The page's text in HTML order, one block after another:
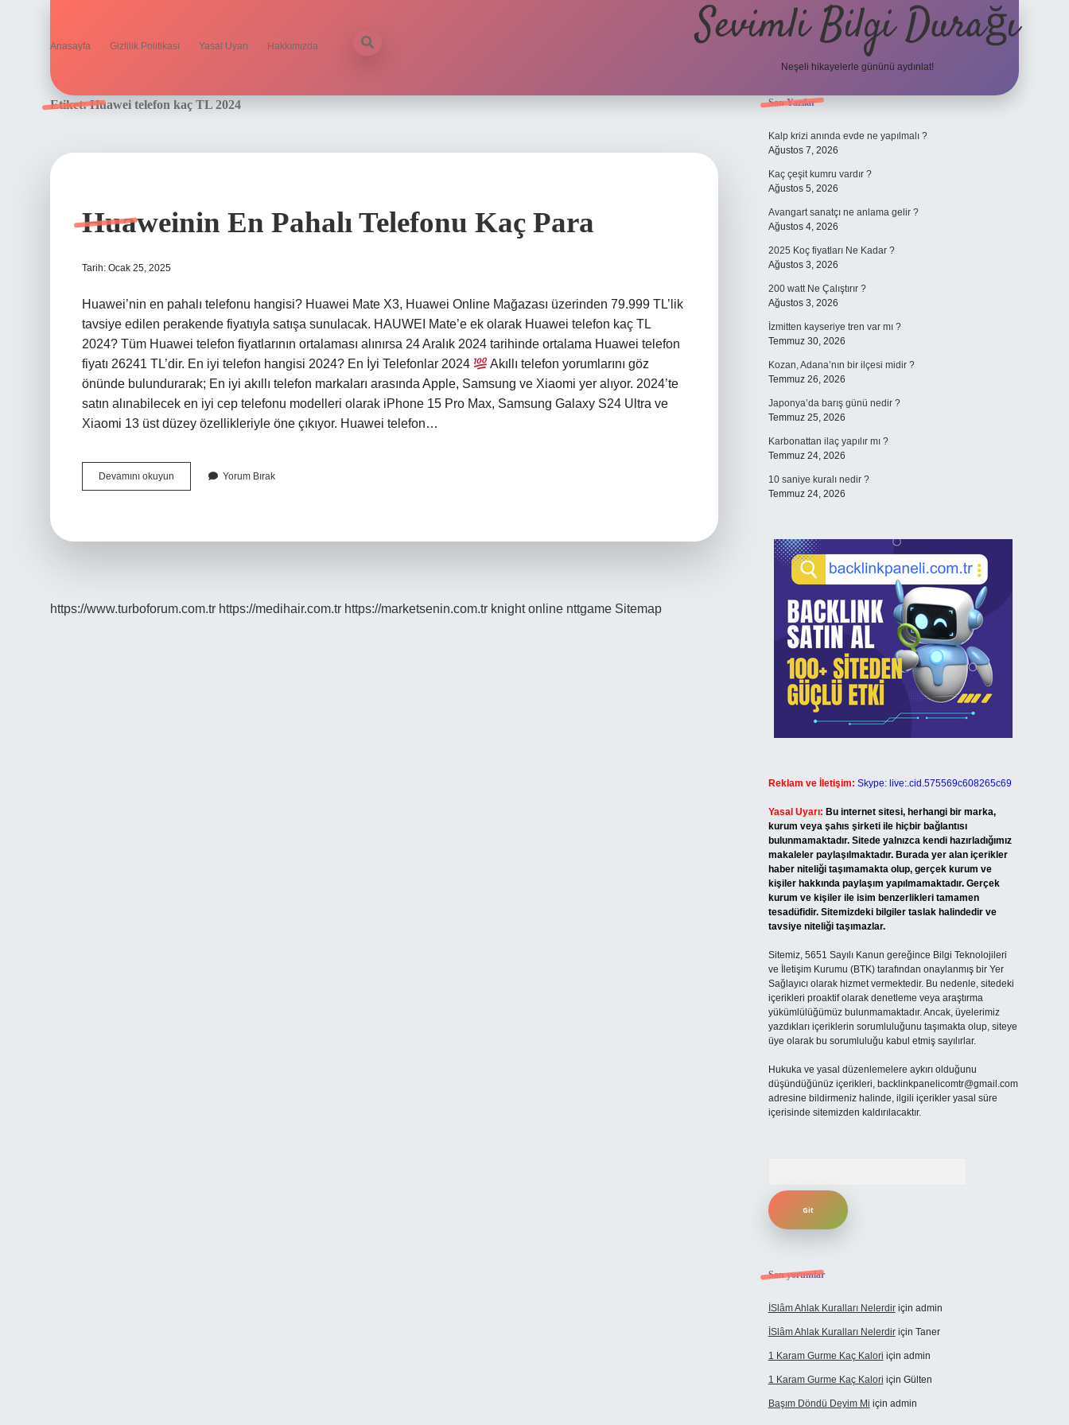
Anasayfa Gizlilik Politikası Yasal Uyarı Hakkımızda Sevimli Bilgi Durağı
Neşeli hikayelerle gününü aydınlat!
Etiket:Huawei telefon kaç TL 2024
Huaweinin En Pahalı Telefonu Kaç Para
Tarih: Ocak 25, 2025
Huawei’nin en pahalı telefonu hangisi? Huawei Mate X3, Huawei Online Mağazası üzerinden 79.999 TL’lik
tavsiye edilen perakende fiyatıyla satışa sunulacak. HAUWEI Mate’e ek olarak Huawei telefon kaç TL
2024? Tüm Huawei telefon fiyatlarının ortalaması alınırsa 24 Aralık 2024 tarihinde ortalama Huawei telefon
fiyatı 26241 TL’dir. En iyi telefon hangisi 2024? En İyi Telefonlar 2024
Akıllı telefon yorumlarını göz
önünde bulundurarak; En iyi akıllı telefon markaları arasında Apple, Samsung ve Xiaomi yer alıyor. 2024’te
satın alınabilecek en iyi cep telefonu modelleri olarak iPhone 15 Pro Max, Samsung Galaxy S24 Ultra ve
Xiaomi 13 üst düzey özellikleriyle öne çıkıyor. Huawei telefon…
Devamını okuyun Huaweinin
En
Yorum Bırak
https://www.turboforum.com.tr https://medihair.com.tr https://marketsenin.com.tr knight online nttgame Sitemap
Sidebar
Son Yazılar
Kalp krizi anında evde ne yapılmalı ?
Ağustos 7, 2026
Kaç çeşit kumru vardır ?
Ağustos 5, 2026
Avangart sanatçı ne anlama gelir ?
Ağustos 4, 2026
2025 Koç fiyatları Ne Kadar ?
Ağustos 3, 2026
200 watt Ne Çalıştırır ?
Ağustos 3, 2026
İzmitten kayseriye tren var mı ?
Temmuz 30, 2026
Kozan, Adana’nın bir ilçesi midir ?
Temmuz 26, 2026
Japonya’da barış günü nedir ?
Temmuz 25, 2026
Karbonattan ilaç yapılır mı ?
Temmuz 24, 2026
10 saniye kuralı nedir ?
Temmuz 24, 2026
Reklam ve İletişim: Skype: live:.cid.575569c608265c69
Yasal Uyarı: Bu internet sitesi, herhangi bir marka,
kurum veya şahıs şirketi ile hiçbir bağlantısı
bulunmamaktadır. Sitede yalnızca kendi hazırladığımız
makaleler paylaşılmaktadır. Burada yer alan içerikler
haber niteliği taşımamakta olup, gerçek kurum ve
kişiler hakkında paylaşım yapılmamaktadır. Gerçek
kurum ve kişiler ile isim benzerlikleri tamamen
tesadüfidir. Sitemizdeki bilgiler taslak halindedir ve
tavsiye niteliği taşımazlar.
Sitemiz, 5651 Sayılı Kanun gereğince Bilgi Teknolojileri
ve İletişim Kurumu (BTK) tarafından onaylanmış bir Yer
Sağlayıcı olarak hizmet vermektedir. Bu nedenle, sitedeki
içerikleri proaktif olarak denetleme veya araştırma
yükümlülüğümüz bulunmamaktadır. Ancak, üyelerimiz
yazdıkları içeriklerin sorumluluğunu taşımakta olup, siteye
üye olarak bu sorumluluğu kabul etmiş sayılırlar.
Hukuka ve yasal düzenlemelere aykırı olduğunu
düşündüğünüz içerikleri, backlinkpanelicomtr@gmail.com
adresine bildirmeniz halinde, ilgili içerikler yasal süre
içerisinde sitemizden kaldırılacaktır.
Son yorumlar
İSlâm Ahlak Kuralları Nelerdiriçin admin
İSlâm Ahlak Kuralları Nelerdiriçin Taner
1 Karam Gurme Kaç Kalori için admin
1 Karam Gurme Kaç Kalori için Gülten
Başım Döndü Deyim Mi için admin